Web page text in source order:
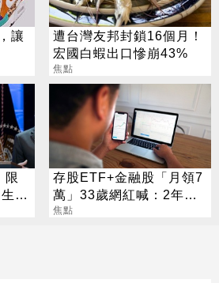
讓
遭台灣友邦封鎖16個月！
宏國白蝦出口慘崩43%
焦點
限
育
存股ETF+金融股「月領7
萬」33歲網紅喊：2年內
要退休
焦點